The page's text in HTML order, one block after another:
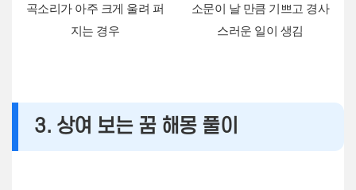
곡소리가 아주 크게 울려 퍼
지는 경우
소문이 날 만큼 기쁘고 경사
스러운 일이 생김
3. 상여 보는 꿈 해몽 풀이